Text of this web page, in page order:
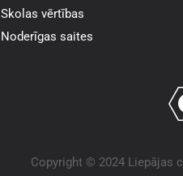
Skolas vērtības
Noderīgas saites
Copyright © 2024 Liepājas